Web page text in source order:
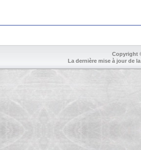
Copyright
La dernière mise à jour de